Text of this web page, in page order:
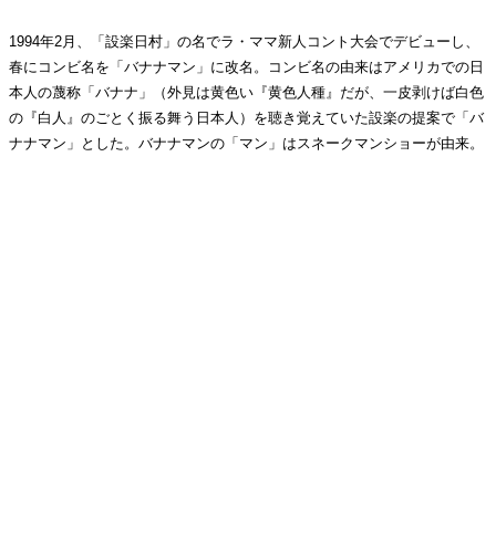
1994年2月、「設楽日村」の名でラ・ママ新人コント大会でデビューし、
春にコンビ名を「バナナマン」に改名。コンビ名の由来はアメリカでの日
本人の蔑称「バナナ」（外見は黄色い『黄色人種』だが、一皮剥けば白色
の『白人』のごとく振る舞う日本人）を聴き覚えていた設楽の提案で「バ
ナナマン」とした。バナナマンの「マン」はスネークマンショーが由来。